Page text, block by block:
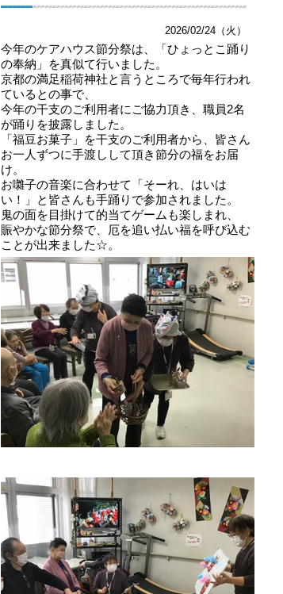
2026/02/24（火）
今年のケアハウス節分祭は、「ひょっとこ踊り
の奉納」を真似て行いました。
京都の満足稲荷神社と言うところで毎年行われ
ているとの事で、
今年の干支のご利用者にご協力頂き、職員2名
が踊りを披露しました。
「福豆お菓子」を干支のご利用者から、皆さん
お一人ずつに手渡しして頂き節分の福をお届
け。
お囃子の音楽に合わせて「そーれ、はいは
い！」と皆さんも手踊りで参加されました。
鬼の面を目掛けて的当てゲームも楽しまれ、
賑やかな節分祭で、厄を追い払い福を呼び込む
ことが出来ました☆。